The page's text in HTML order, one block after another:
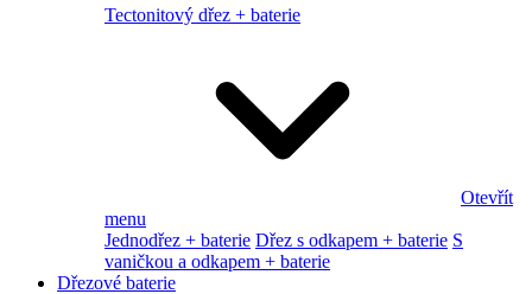
Tectonitový dřez + baterie
Otevřít
menu
Jednodřez + baterie Dřez s odkapem + baterie S
vaničkou a odkapem + baterie
Dřezové baterie